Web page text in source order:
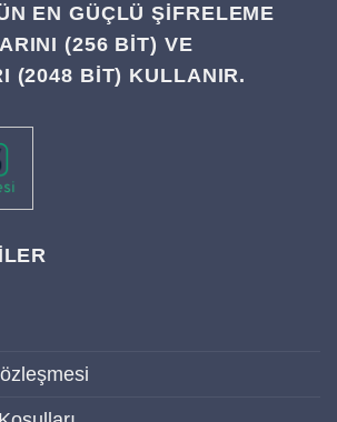
EN GÜÇLÜ ŞIFRELEME
(256 BIT) VE
(2048 BIT) KULLANIR.